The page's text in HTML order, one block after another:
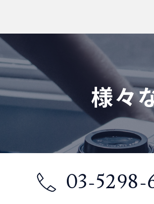
様々
03-5298-